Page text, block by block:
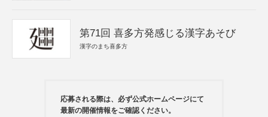
第71回 喜多方発感じる漢字あそび
漢字のまち喜多方
応募される際は、必ず公式ホームページにて
最新の開催情報をご確認ください。